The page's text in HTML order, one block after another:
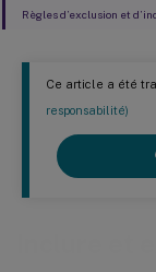
Ce article a été
responsabilité)
Règles d’exclusion et